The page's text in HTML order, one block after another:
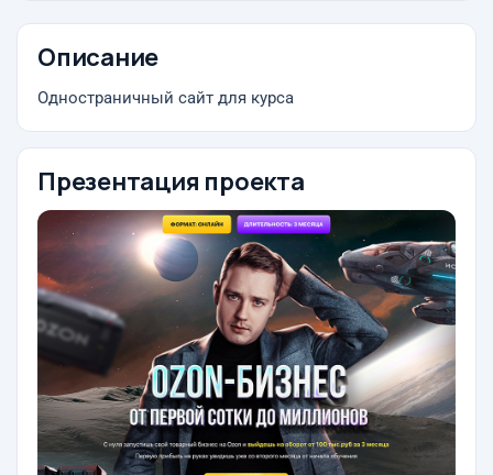
Описание
Одностраничный сайт для курса
Презентация проекта